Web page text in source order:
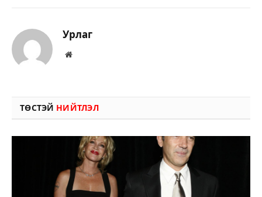
Урлаг
Вэбсайт
ТӨСТЭЙ НИЙТЛЭЛ